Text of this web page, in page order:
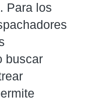
Para los
buscar